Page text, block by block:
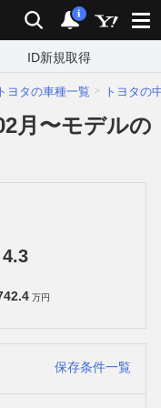
検索 通知
i
ID新規取得
トヨタの車種一覧 トヨタの
月〜モデルの
4.3
万円
保存条件一覧